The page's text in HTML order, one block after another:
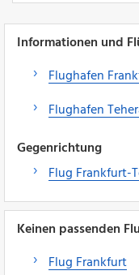
Informationen und
Flughafen
Flughafen
Gegenrichtung
Flug Frankfurt-
Keinen passenden
Flug Frankfurt